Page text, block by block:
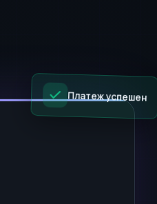
Платеж успешен